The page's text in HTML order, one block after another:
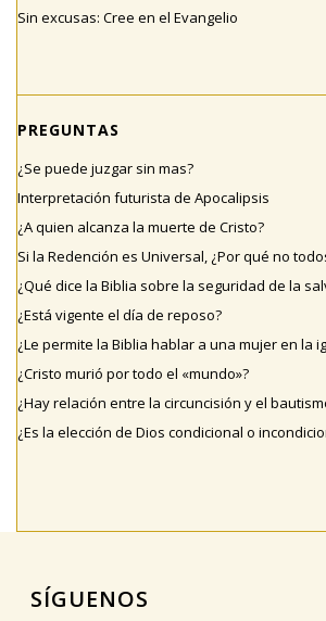
Sin excusas: Cree en el Evangelio
PREGUNTAS
¿Se puede juzgar sin mas?
Interpretación futurista de Apocalipsis
¿A quien alcanza la muerte de Cristo?
Si la Redención es Universal, ¿Por qué no
¿Qué dice la Biblia sobre la seguridad de la
¿Está vigente el día de reposo?
¿Le permite la Biblia hablar a una mujer en la
¿Cristo murió por todo el «mundo»?
¿Hay relación entre la circuncisión y el
¿Es la elección de Dios condicional o
SÍGUENOS